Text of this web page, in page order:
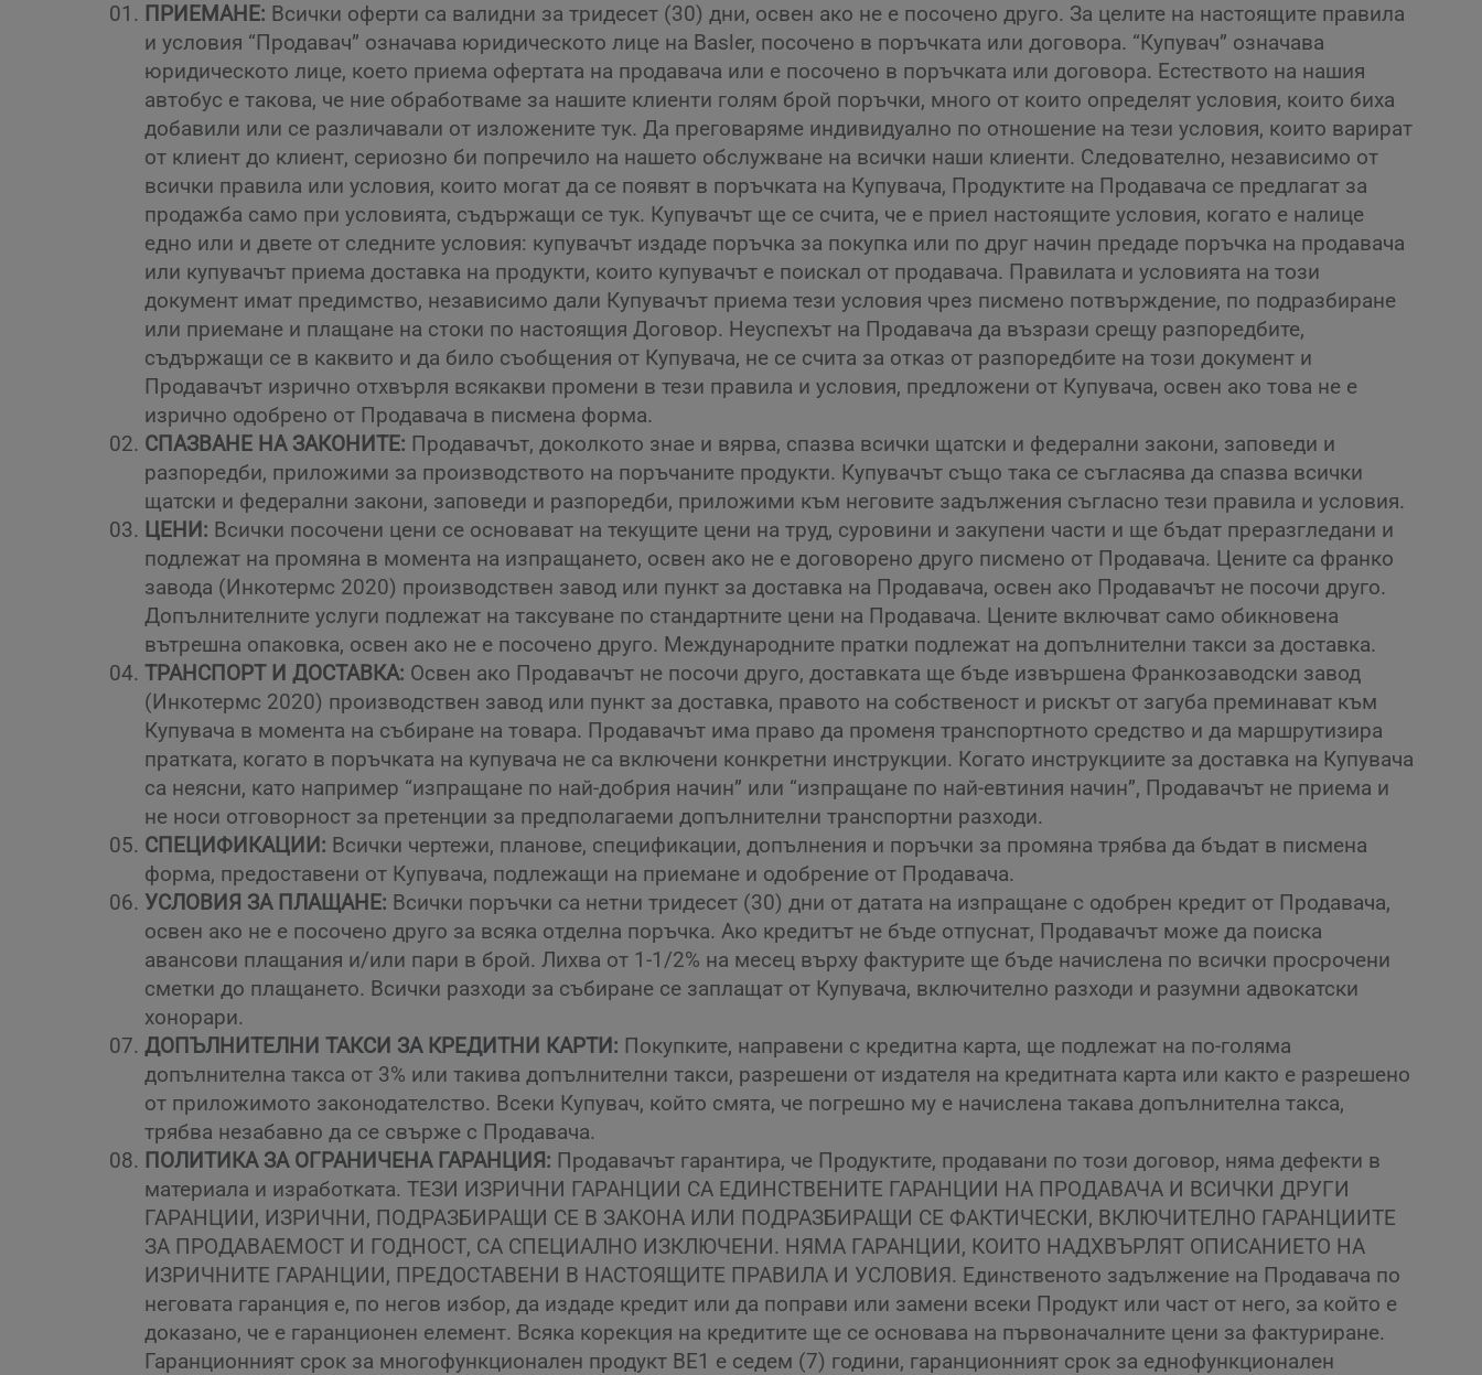
ПРИЕМАНЕ: Всички оферти са валидни за тридесет (30) дни, освен ако не е посочено друго. За целите на настоящите правила
и условия “Продавач” означава юридическото лице на Basler, посочено в поръчката или договора. “Купувач” означава
юридическото лице, което приема офертата на продавача или е посочено в поръчката или договора. Естеството на нашия
автобус е такова, че ние обработваме за нашите клиенти голям брой поръчки, много от които определят условия, които биха
добавили или се различавали от изложените тук. Да преговаряме индивидуално по отношение на тези условия, които варират
от клиент до клиент, сериозно би попречило на нашето обслужване на всички наши клиенти. Следователно, независимо от
всички правила или условия, които могат да се появят в поръчката на Купувача, Продуктите на Продавача се предлагат за
продажба само при условията, съдържащи се тук. Купувачът ще се счита, че е приел настоящите условия, когато е налице
едно или и двете от следните условия: купувачът издаде поръчка за покупка или по друг начин предаде поръчка на продавача
или купувачът приема доставка на продукти, които купувачът е поискал от продавача. Правилата и условията на този
документ имат предимство, независимо дали Купувачът приема тези условия чрез писмено потвърждение, по подразбиране
или приемане и плащане на стоки по настоящия Договор. Неуспехът на Продавача да възрази срещу разпоредбите,
съдържащи се в каквито и да било съобщения от Купувача, не се счита за отказ от разпоредбите на този документ и
Продавачът изрично отхвърля всякакви промени в тези правила и условия, предложени от Купувача, освен ако това не е
изрично одобрено от Продавача в писмена форма.
СПАЗВАНЕ НА ЗАКОНИТЕ: Продавачът, доколкото знае и вярва, спазва всички щатски и федерални закони, заповеди и
разпоредби, приложими за производството на поръчаните продукти. Купувачът също така се съгласява да спазва всички
щатски и федерални закони, заповеди и разпоредби, приложими към неговите задължения съгласно тези правила и условия.
ЦЕНИ: Всички посочени цени се основават на текущите цени на труд, суровини и закупени части и ще бъдат преразгледани и
подлежат на промяна в момента на изпращането, освен ако не е договорено друго писмено от Продавача. Цените са франко
завода (Инкотермс 2020) производствен завод или пункт за доставка на Продавача, освен ако Продавачът не посочи друго.
Допълнителните услуги подлежат на таксуване по стандартните цени на Продавача. Цените включват само обикновена
вътрешна опаковка, освен ако не е посочено друго. Международните пратки подлежат на допълнителни такси за доставка.
ТРАНСПОРТ И ДОСТАВКА: Освен ако Продавачът не посочи друго, доставката ще бъде извършена Франкозаводски завод
(Инкотермс 2020) производствен завод или пункт за доставка, правото на собственост и рискът от загуба преминават към
Купувача в момента на събиране на товара. Продавачът има право да променя транспортното средство и да маршрутизира
пратката, когато в поръчката на купувача не са включени конкретни инструкции. Когато инструкциите за доставка на Купувача
са неясни, като например “изпращане по най-добрия начин” или “изпращане по най-евтиния начин”, Продавачът не приема и
не носи отговорност за претенции за предполагаеми допълнителни транспортни разходи.
СПЕЦИФИКАЦИИ: Всички чертежи, планове, спецификации, допълнения и поръчки за промяна трябва да бъдат в писмена
форма, предоставени от Купувача, подлежащи на приемане и одобрение от Продавача.
УСЛОВИЯ ЗА ПЛАЩАНЕ: Всички поръчки са нетни тридесет (30) дни от датата на изпращане с одобрен кредит от Продавача,
освен ако не е посочено друго за всяка отделна поръчка. Ако кредитът не бъде отпуснат, Продавачът може да поиска
авансови плащания и/или пари в брой. Лихва от 1-1/2% на месец върху фактурите ще бъде начислена по всички просрочени
сметки до плащането. Всички разходи за събиране се заплащат от Купувача, включително разходи и разумни адвокатски
хонорари.
ДОПЪЛНИТЕЛНИ ТАКСИ ЗА КРЕДИТНИ КАРТИ: Покупките, направени с кредитна карта, ще подлежат на по-голяма
допълнителна такса от 3% или такива допълнителни такси, разрешени от издателя на кредитната карта или както е разрешено
от приложимото законодателство. Всеки Купувач, който смята, че погрешно му е начислена такава допълнителна такса,
трябва незабавно да се свърже с Продавача.
ПОЛИТИКА ЗА ОГРАНИЧЕНА ГАРАНЦИЯ: Продавачът гарантира, че Продуктите, продавани по този договор, няма дефекти в
материала и изработката. ТЕЗИ ИЗРИЧНИ ГАРАНЦИИ СА ЕДИНСТВЕНИТЕ ГАРАНЦИИ НА ПРОДАВАЧА И ВСИЧКИ ДРУГИ
ГАРАНЦИИ, ИЗРИЧНИ, ПОДРАЗБИРАЩИ СЕ В ЗАКОНА ИЛИ ПОДРАЗБИРАЩИ СЕ ФАКТИЧЕСКИ, ВКЛЮЧИТЕЛНО ГАРАНЦИИТЕ
ЗА ПРОДАВАЕМОСТ И ГОДНОСТ, СА СПЕЦИАЛНО ИЗКЛЮЧЕНИ. НЯМА ГАРАНЦИИ, КОИТО НАДХВЪРЛЯТ ОПИСАНИЕТО НА
ИЗРИЧНИТЕ ГАРАНЦИИ, ПРЕДОСТАВЕНИ В НАСТОЯЩИТЕ ПРАВИЛА И УСЛОВИЯ. Единственото задължение на Продавача по
неговата гаранция е, по негов избор, да издаде кредит или да поправи или замени всеки Продукт или част от него, за който е
доказано, че е гаранционен елемент. Всяка корекция на кредитите ще се основава на първоначалните цени за фактуриране.
Гаранционният срок за многофункционален продукт BE1 е седем (7) години, гаранционният срок за еднофункционален